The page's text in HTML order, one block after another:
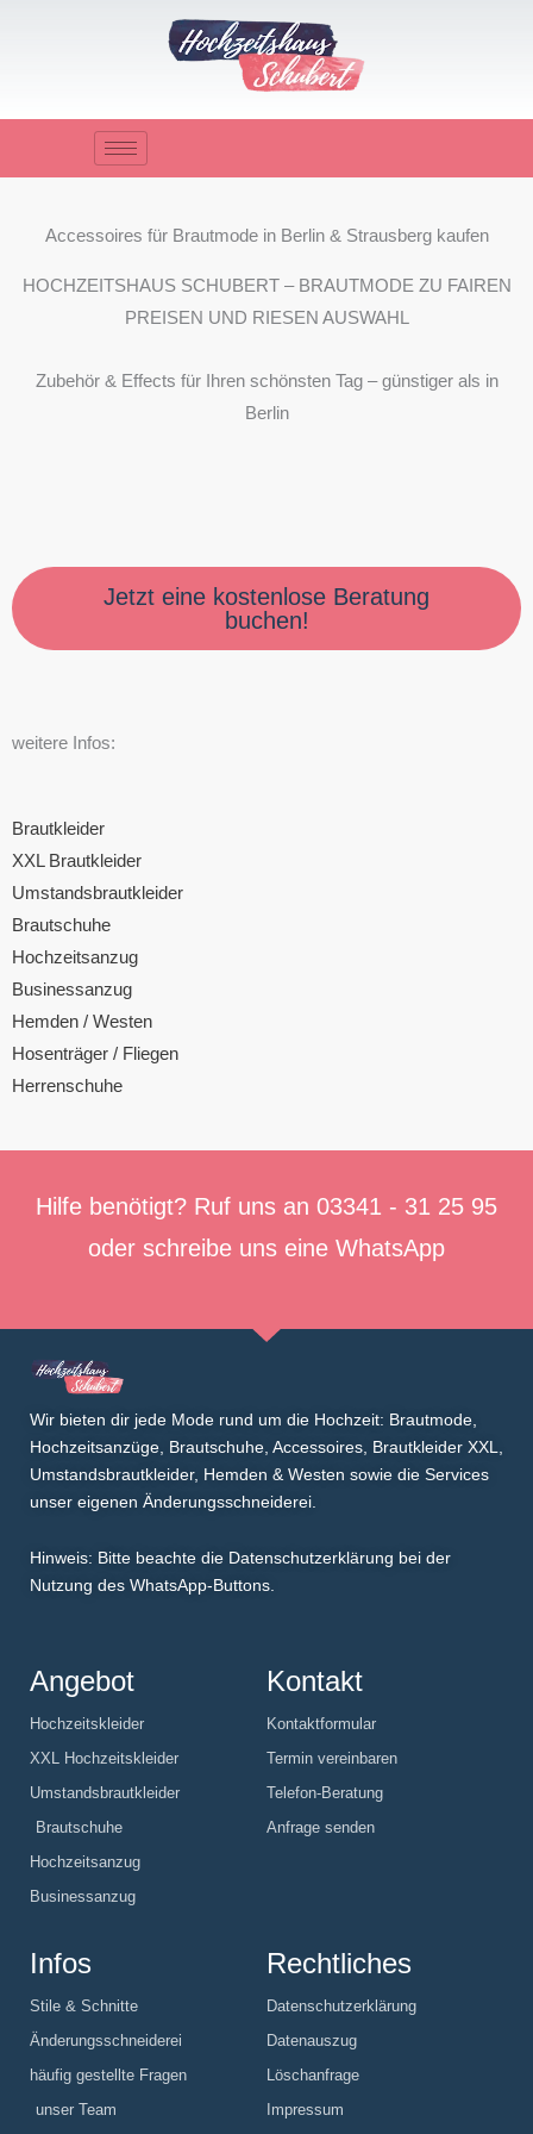
Accessoires für Brautmode in Berlin & Strausberg kaufen
HOCHZEITSHAUS SCHUBERT – BRAUTMODE ZU FAIREN
PREISEN UND RIESEN AUSWAHL
Zubehör & Effects für Ihren schönsten Tag – günstiger als in
Berlin
Jetzt eine kostenlose Beratung
buchen!
weitere Infos:
Brautkleider
XXL Brautkleider
Umstandsbrautkleider
Brautschuhe
Hochzeitsanzug
Businessanzug
Hemden / Westen
Hosenträger / Fliegen
Herrenschuhe
Hilfe benötigt? Ruf uns an 03341 - 31 25 95
oder schreibe uns eine WhatsApp
Wir bieten dir jede Mode rund um die Hochzeit: Brautmode,
Hochzeitsanzüge Brautschuhe Accessoires Brautkleider XXL
Umstandsbrautkleider, Hemden & Westen sowie die Services
unser eigenen Änderungsschneiderei
Hinweis: Bitte beachte die Datenschutzerklärung bei der
Nutzung des WhatsApp-Buttons.
Angebot
Hochzeitskleider
XXL Hochzeitskleider
Umstandsbrautkleider
Brautschuhe
Hochzeitsanzug
Businessanzug
Kontakt
Kontaktformular
Termin vereinbaren
Telefon-Beratung
Anfrage senden
Infos
Stile & Schnitte
Änderungsschneiderei
häufig gestellte Fragen
unser Team
Rechtliches
Datenschutzerklärung
Datenauszug
Löschanfrage
Impressum